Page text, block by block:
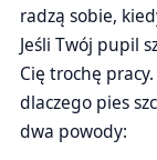
radzą sobie,
Jeśli Twój pupil
Cię trochę
dlaczego pies
dwa powody: